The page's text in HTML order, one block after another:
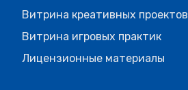
Витрина креативных проектов
Витрина игровых практик
Лицензионные материалы